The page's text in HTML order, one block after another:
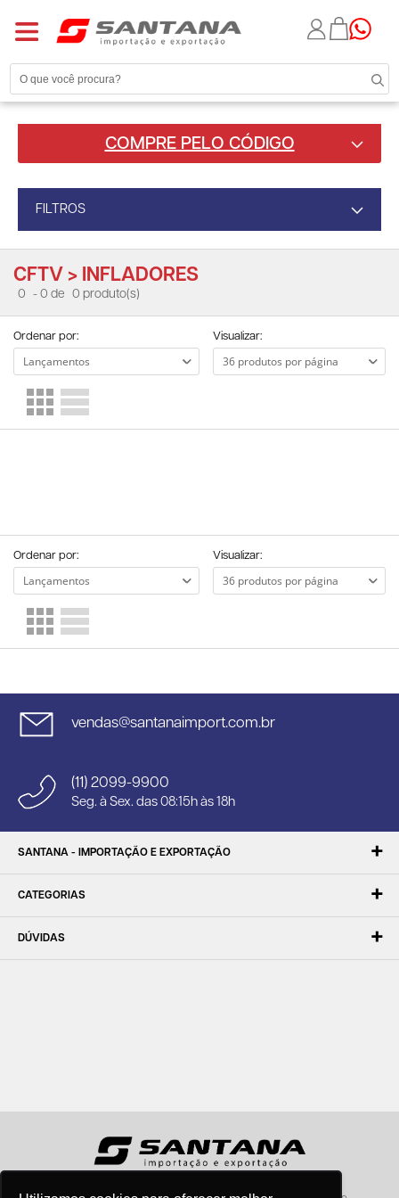
COMPRE PELO CÓDIGO
FILTROS
CFTV > INFLADORES
0 - 0 de 0 produto(s)
Ordenar por: Visualizar:
Ordenar por: Visualizar:
vendas@santanaimport.com.br
(11) 2099-9900
Seg. à Sex. das 08:15h às 18h
SANTANA - IMPORTAÇÃO E EXPORTAÇÃO
CATEGORIAS
DÚVIDAS